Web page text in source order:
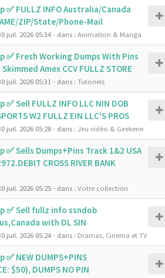
✅ FULLZ INFO Australia/Canada
ZIP/State/Phone-Mail
juil. 2026 05:34- dans : Animation & Manga
✅ Fresh Working Dumps With Pins
Amex CCV FULLZ STORE
juil. 2026 05:31 - dans : Tutoriels
Sell FULLZ INFO LLC NIN DOB
W2 FULLZ EIN LLC'S PROS
juil. 2026 05:28- dans : Jeu vidéo & Geekerie
Sells Dumps+Pins Track 1&2 USA
CROSS RIVER BANK
juil. 2026 05:25- dans : Votre collection
✅ Sell fullz info ssndob
with DL SIN
juil. 2026 05:24- dans : Dramas, Cinema et TV
NEW DUMPS+PINS
$50), DUMPS NO PIN